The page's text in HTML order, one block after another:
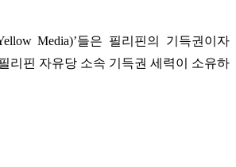
Media)’들은 필리핀의 기득권이자
리핀 자유당 소속 기득권 세력이 소유하